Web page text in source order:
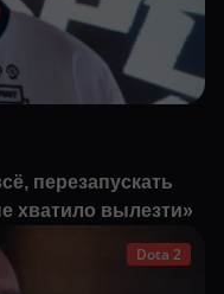
перезапускать
хватило вылезти»
Dota 2